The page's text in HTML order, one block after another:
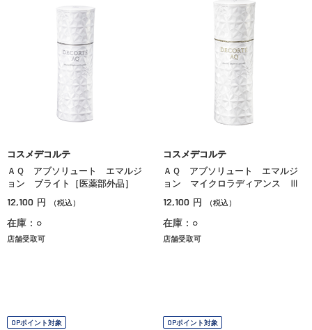
コスメデコルテ
ＡＱ アブソリュート エマルジ
ョン ブライト［医薬部外品］
12,100 円 （税込）
在庫：○
店舗受取可
コスメデコルテ
ＡＱ アブソリュート エマルジ
ョン マイクロラディアンス Ⅲ
12,100 円 （税込）
在庫：○
店舗受取可
OPポイント対象 OPポイント対象